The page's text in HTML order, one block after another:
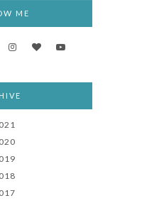
ME